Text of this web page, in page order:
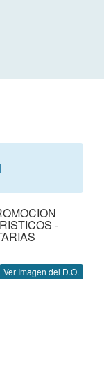
-
Ver Imagen del D.O.